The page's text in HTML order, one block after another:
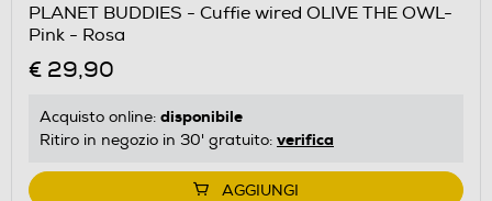
PLANET BUDDIES - Cuffie wired OLIVE THE OWL-
Pink - Rosa
€ 29,90
Acquisto online: disponibile
Ritiro in negozio in 30' gratuito: verifica
AGGIUNGI